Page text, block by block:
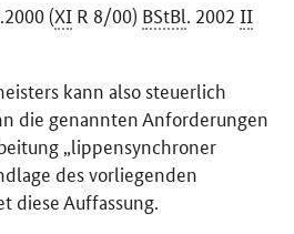
(XI R 8/00) BStBl. 2002II
kann also steuerlich
die genannten Anforderungen
„lippensynchroner
des vorliegenden
diese Auffassung.